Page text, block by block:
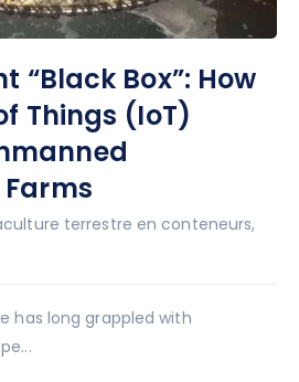
“Black Box”: How
Things (IoT)
terrestre en conteneurs,
has long grappled with